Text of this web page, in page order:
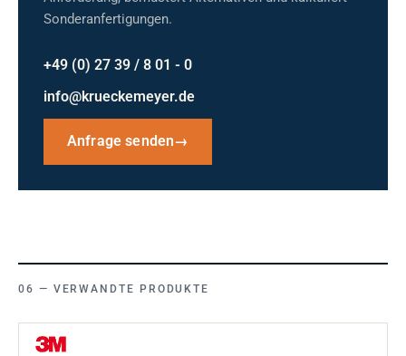
Sonderanfertigungen.
+49 (0) 27 39 / 8 01 - 0
info@krueckemeyer.de
Anfrage senden→
VERWANDTE PRODUKTE